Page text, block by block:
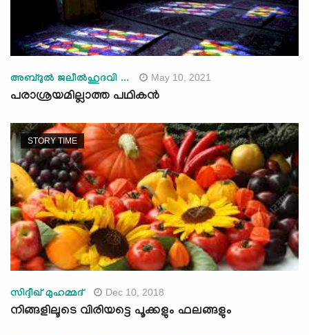
അബ്ദുല്‍ ജലീല്‍ഹുദവി ... May 10, 2021
പരാശ്രയമില്ലാത്ത പഥികൻ
STORY TIME
സിദ്ദീഖ് മുഹമ്മദ്‌ Dec 10, 2018
നിങ്ങളിലൂടെ വിരിയട്ടെ പൂക്കളും ഫലങ്ങളും